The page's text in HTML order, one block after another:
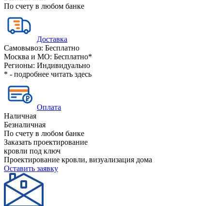
По счету в любом банке
Доставка
Самовывоз: Бесплатно
Москва и МО: Бесплатно*
Регионы: Индивидуально
* - подробнее читать здесь
Оплата
Наличная
Безналичная
По счету в любом банке
Заказать проектирование
кровли под ключ
Проектирование кровли, визуализация дома
Оставить заявку